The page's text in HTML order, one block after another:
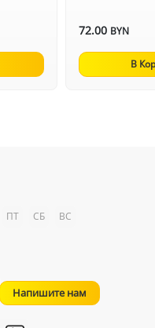
72.00 BYN
В
ПТ СБ ВС
Напишите нам